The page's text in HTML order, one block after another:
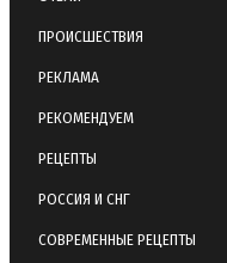
ПРОИСШЕСТВИЯ
РЕКЛАМА
РЕКОМЕНДУЕМ
РЕЦЕПТЫ
РОССИЯ И СНГ
СОВРЕМЕННЫЕ РЕЦЕПТЫ